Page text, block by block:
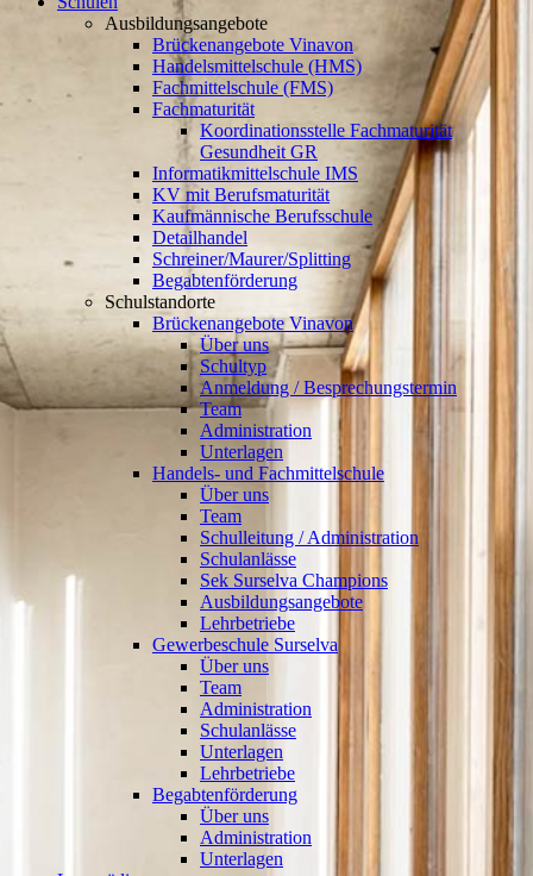
Ausbildungsangebote
Brückenangebote Vinavon
Handelsmittelschule (HMS)
Fachmittelschule (FMS)
Fachmaturität
Koordinationsstelle Fachmaturität
Gesundheit GR
Informatikmittelschule IMS
KV mit Berufsmaturität
Kaufmännische Berufsschule
Detailhandel
Schreiner/Maurer/Splitting
Begabtenförderung
Schulstandorte
Brückenangebote Vinavon
Über uns
Schultyp
Anmeldung / Besprechungstermin
Team
Administration
Unterlagen
Handels- und Fachmittelschule
Über uns
Team
Schulleitung / Administration
Schulanlässe
Sek Surselva Champions
Ausbildungsangebote
Lehrbetriebe
Gewerbeschule Surselva
Über uns
Team
Administration
Schulanlässe
Unterlagen
Lehrbetriebe
Begabtenförderung
Über uns
Administration
Unterlagen